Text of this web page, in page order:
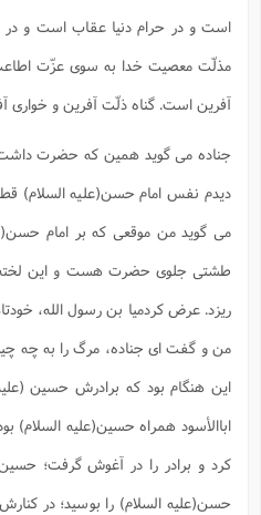
است و در حرام دنیا عقاب است و در
مذلّت معصیت خدا به سوی عزّت
آفرین است. گناه ذلّت آفرین و خواری
جناده می گوید همین که حضرت
دیدم نفس امام حسن(علیه السلام)
می گوید من موقعی که بر امام
طشتی جلوی حضرت هست و این لخته
ریزد. عرض کردمیا بن رسول الله،
من و گفت ای جناده، مرگ را به چه
این هنگام بود که برادرش حسین
اباالأسود همراه حسین(علیه السلام)
کرد و برادر را در آغوش گرفت؛
حسن(علیه السلام) را بوسید؛ در